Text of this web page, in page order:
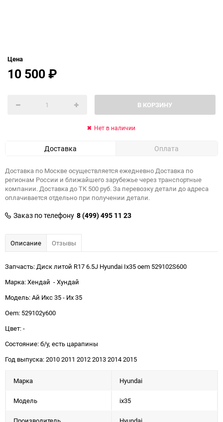
Цена
10 500₽
В КОРЗИНУ
Нет в наличии
Доставка Оплата
Доставка по Москве осуществляется ежедневно Доставка по
регионам России и ближайшего зарубежье через транспортные
компании. Доставка до ТК 500 руб. За перевозку детали до адреса
оплачивается отдельно при получении детали.
Заказ по телефону 8 (499) 495 11 23
Описание Отзывы
Запчасть: Диск литой R17 6.5J Hyundai Ix35 oem 529102S600
Марка: Хендай - Хундай
Модель: Ай Икс 35 - Их 35
Oem: 529102y600
Цвет: -
Состояние: б/у, есть царапины
Год выпуска: 2010 2011 2012 2013 2014 2015
Марка Hyundai
Модель ix35